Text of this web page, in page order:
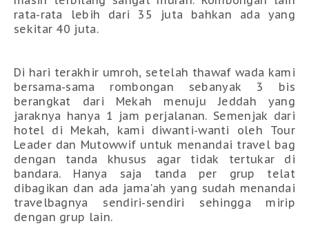
rata-rata lebih dari 35 juta bahkan ada yang
sekitar 40 juta.
Di hari terakhir umroh, setelah thawaf wada kami
bersama-sama rombongan sebanyak 3 bis
berangkat dari Mekah menuju Jeddah yang
jaraknya hanya 1 jam perjalanan. Semenjak dari
hotel di Mekah, kami diwanti-wanti oleh Tour
Leader dan Mutowwif untuk menandai travel bag
dengan tanda khusus agar tidak tertukar di
bandara. Hanya saja tanda per grup telat
dibagikan dan ada jama'ah yang sudah menandai
travelbagnya sendiri-sendiri sehingga mirip
dengan grup lain.